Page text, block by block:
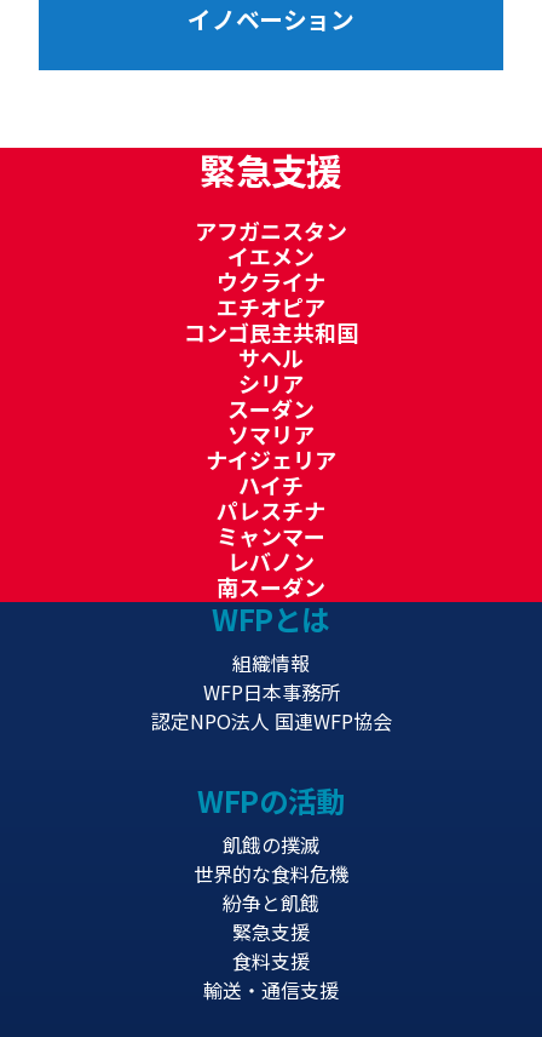
イノベーション
緊急支援
アフガニスタン
イエメン
ウクライナ
エチオピア
コンゴ民主共和国
サヘル
シリア
スーダン
ソマリア
ナイジェリア
ハイチ
パレスチナ
ミャンマー
レバノン
南スーダン
WFPとは
組織情報
WFP日本事務所
認定NPO法人 国連WFP協会
WFPの活動
飢餓の撲滅
世界的な食料危機
紛争と飢餓
緊急支援
食料支援
輸送・通信支援